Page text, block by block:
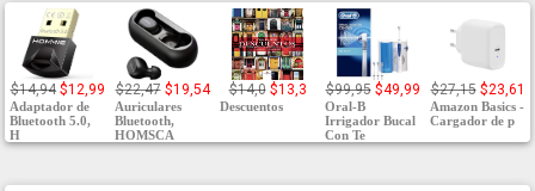
$14,94 $12,99
Adaptador de
Bluetooth 5.0,
H
$22,47 $19,54
Auriculares
Bluetooth,
HOMSCA
$14,0 $13,3
Descuentos
$99,95 $49,99
Oral-B
Irrigador Bucal
Con Te
$27,15 $23,61
Amazon Basics -
Cargador de p